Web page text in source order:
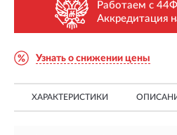
Работаем с
Аккредитация
Узнать о снижении цены
ХАРАКТЕРИСТИКИ